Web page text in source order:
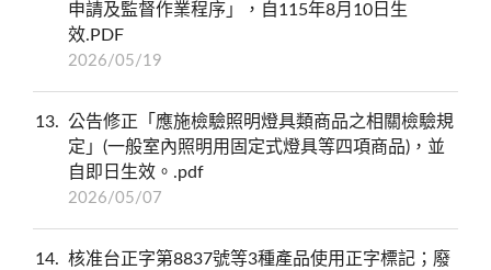
申請及監督作業程序」，自115年8月10日生
效.PDF
2026/05/19
13
公告修正「應施檢驗照明燈具類商品之相關檢驗規
定」(一般室內照明用固定式燈具等四項商品)，並
自即日生效。.pdf
2026/05/07
14
核准台正字第8837號等3種產品使用正字標記；廢